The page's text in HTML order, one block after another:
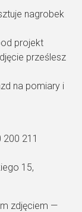
nagrobek
projekt
prześlesz
na pomiary i
211
15,
zdjęciem —